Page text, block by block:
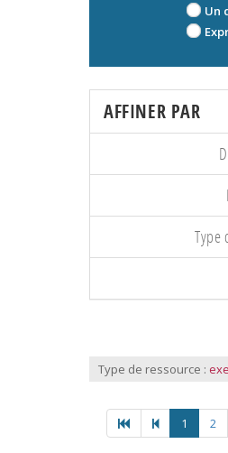
Un
AFFINER PAR
Type
Type de ressource :
1 2